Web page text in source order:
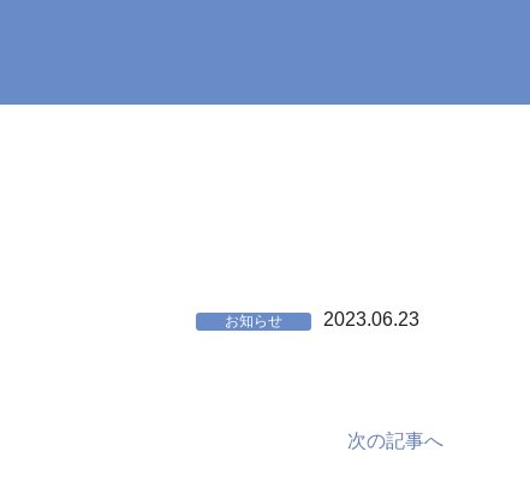
お知らせ 2023.06.23
次の記事へ